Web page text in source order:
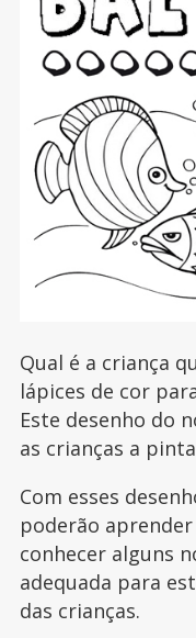
Qual é a criança
lápices de cor
Este desenho do
as crianças a
Com esses
poderão
conhecer alguns
adequada para
das crianças.